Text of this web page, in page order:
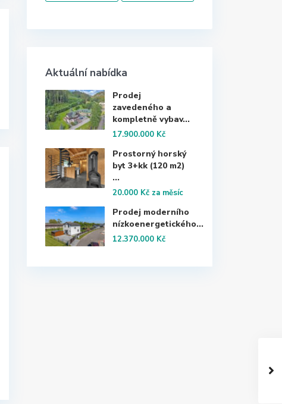
Aktuální nabídka
Prodej
zavedeného a
kompletně vybav...
17.900.000 Kč
Prostorný horský
byt 3+kk (120 m2)
...
20.000 Kč za měsíc
Prodej moderního
nízkoenergetického...
12.370.000 Kč